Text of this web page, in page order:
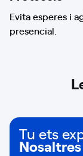
Evita esperes i
presencial.
Tu ets